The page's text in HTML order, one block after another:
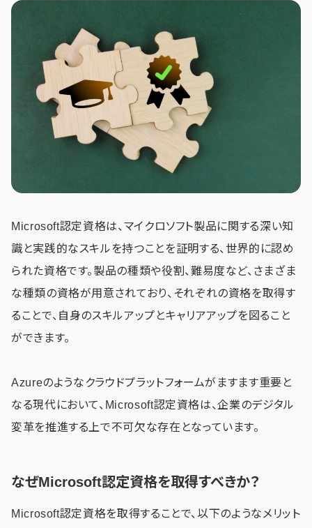
Microsoft認定資格は、マイクロソフト製品に関する深い知
識と実践的なスキルを持つことを証明する、世界的に認め
られた資格です。製品の種類や役割、難易度など、さまざま
な種類の資格が用意されており、それぞれの資格を取得す
ることで、自身のスキルアップとキャリアアップを図ること
ができます。
Azureのようなクラウドプラットフォームがますます重要と
なる現代において、Microsoft認定資格は、企業のデジタル
変革を推進する上で不可欠な存在となっています。
なぜMicrosoft認定資格を取得すべきか？
Microsoft認定資格を取得することで、以下のようなメリット